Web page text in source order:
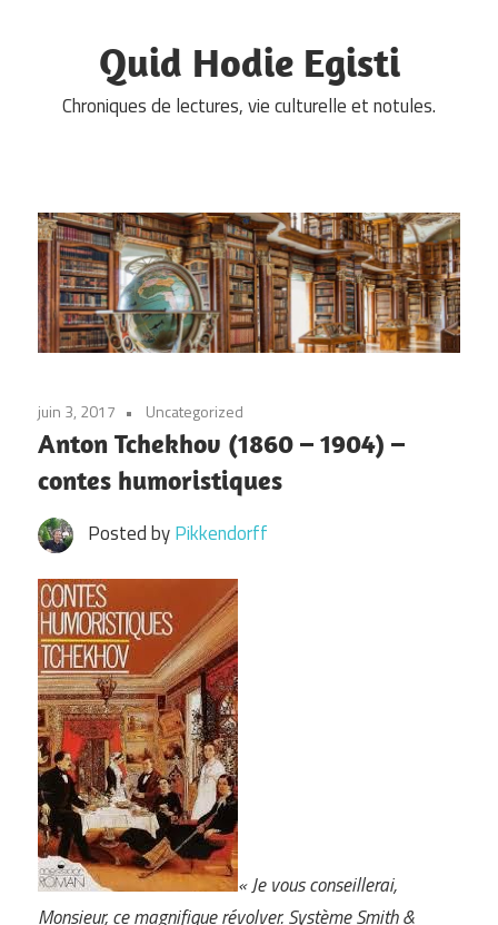
Quid Hodie Egisti
Chroniques de lectures, vie culturelle et notules.
juin 3, 2017 Uncategorized
Anton Tchekhov (1860 – 1904) –
contes humoristiques
Posted byPikkendorff
« Je vous conseillerai,
Monsieur, ce magnifique révolver. Système Smith &